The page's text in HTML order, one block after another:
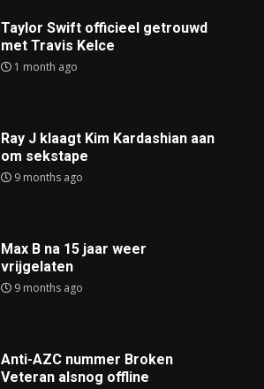
Taylor Swift officieel getrouwd
met Travis Kelce
1 month ago
Ray J klaagt Kim Kardashian aan
om sekstape
9 months ago
Max B na 15 jaar weer
vrijgelaten
9 months ago
Anti-AZC nummer Broken
Veteran alsnog offline